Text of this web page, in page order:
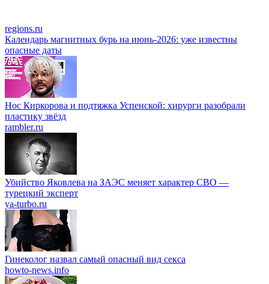
regions.ru
Календарь магнитных бурь на июнь-2026: уже известны
опасные даты
Нос Киркорова и подтяжка Успенской: хирурги разобрали
пластику звёзд
rambler.ru
Убийство Яковлева на ЗАЭС меняет характер СВО —
турецкий эксперт
ya-turbo.ru
Гинеколог назвал самый опасный вид секса
howto-news.info